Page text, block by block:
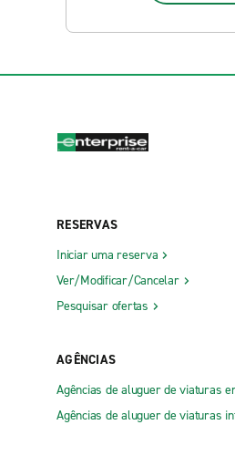
RESERVAS
Iniciar uma reserva
Ver/Modificar/Cancelar
Pesquisar ofertas
AGÊNCIAS
Agências de aluguer de viaturas
Agências de aluguer de viaturas